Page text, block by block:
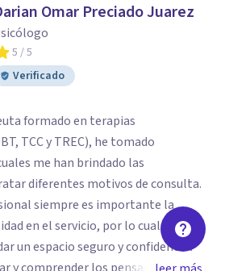
Omar Preciado Juarez
5 / 5
Verificado
formado en terapias
TCC y TREC), he tomado
me han brindado las
diferentes motivos de consulta.
siempre es importante la
en el servicio, por lo cual, mi
un espacio seguro y confidencial